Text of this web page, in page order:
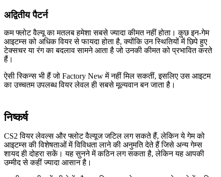
अद्वितीय पैटर्न
कम फ्लोट वैल्यू का मतलब हमेशा सबसे ज्यादा कीमत नहीं होता। कुछ इन-गेम
आइटम्स को अधिक वियर से फायदा होता है, क्योंकि उन स्थितियों में छिपे हुए
टेक्सचर या रंग का बदलाव सामने आता है जो उनकी कीमत को प्रभावित करते
हैं।
ऐसी स्किन्स भी हैं जो Factory New में नहीं मिल सकतीं, इसलिए उस आइटम
का उच्चतम उपलब्ध वियर लेवल ही सबसे मूल्यवान बन जाता है।
निष्कर्ष
CS2 वियर लेवल्स और फ्लोट वैल्यूज जटिल लग सकते हैं, लेकिन ये गेम को
आइटम्स की विशेषताओं में विविधता लाने की अनुमति देते हैं जिसे अन्य गेम्स
शायद ही दोहरा सकें। यह सुनने में कठिन लग सकता है, लेकिन यह आपकी
उम्मीद से कहीं ज्यादा आसान है।